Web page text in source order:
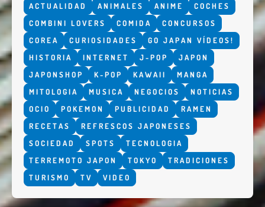
ACTUALIDAD ANIMALES ANIME
COCHES
COMBINI LOVERS
COMIDA
CONCURSOS
COREA
CURIOSIDADES
GO JAPAN VÍDEOS!
HISTORIA
INTERNET J-POP
JAPON
JAPONSHOP
K-POP KAWAII
MANGA
MITOLOGIA
MUSICA NEGOCIOS
NOTICIAS
OCIO
POKEMON PUBLICIDAD
RAMEN
RECETAS
REFRESCOS JAPONESES
SOCIEDAD
SPOTS
TECNOLOGIA
TERREMOTO JAPON
TOKYO
TRADICIONES
TURISMO
TV VIDEO